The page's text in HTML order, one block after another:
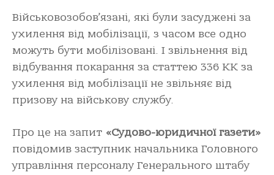
Військовозобов’язані, які були засуджені за
ухилення від мобілізації, з часом все одно
можуть бути мобілізовані. І звільнення від
відбування покарання за статтею 336 КК за
ухилення від мобілізації не звільняє від
призову на військову службу.
Про це на запит «Судово-юридичної газети»
повідомив заступник начальника Головного
управління персоналу Генерального штабу